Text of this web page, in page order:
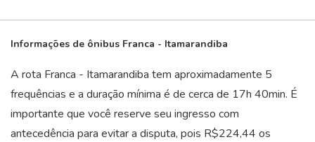
Informações de ônibus Franca - Itamarandiba
A rota Franca - Itamarandiba tem aproximadamente 5
frequências e a duração mínima é de cerca de 17h 40min. É
importante que você reserve seu ingresso com
antecedência para evitar a disputa, pois R$224,44 os